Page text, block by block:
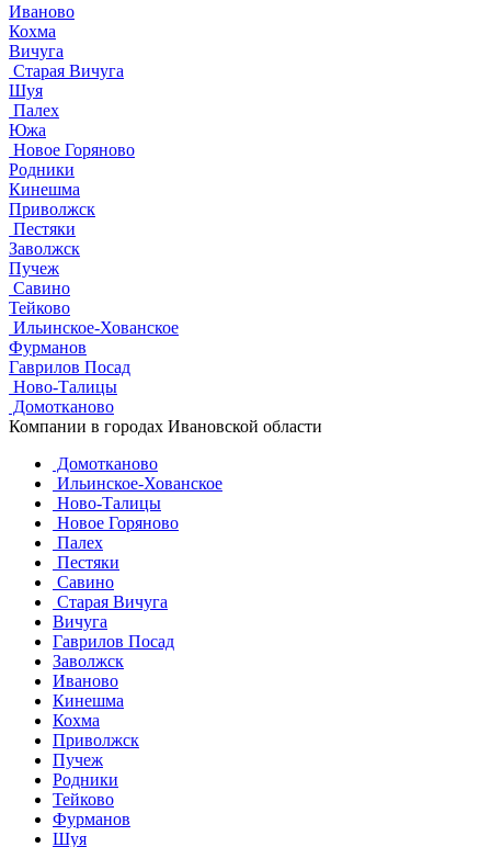
Иваново
Кохма
Вичуга
Старая Вичуга
Шуя
Палех
Южа
Новое Горяново
Родники
Кинешма
Приволжск
Пестяки
Заволжск
Пучеж
Савино
Тейково
Ильинское-Хованское
Фурманов
Гаврилов Посад
Ново-Талицы
Домотканово
Компании в городах Ивановской области
Домотканово
Ильинское-Хованское
Ново-Талицы
Новое Горяново
Палех
Пестяки
Савино
Старая Вичуга
Вичуга
Гаврилов Посад
Заволжск
Иваново
Кинешма
Кохма
Приволжск
Пучеж
Родники
Тейково
Фурманов
Шуя